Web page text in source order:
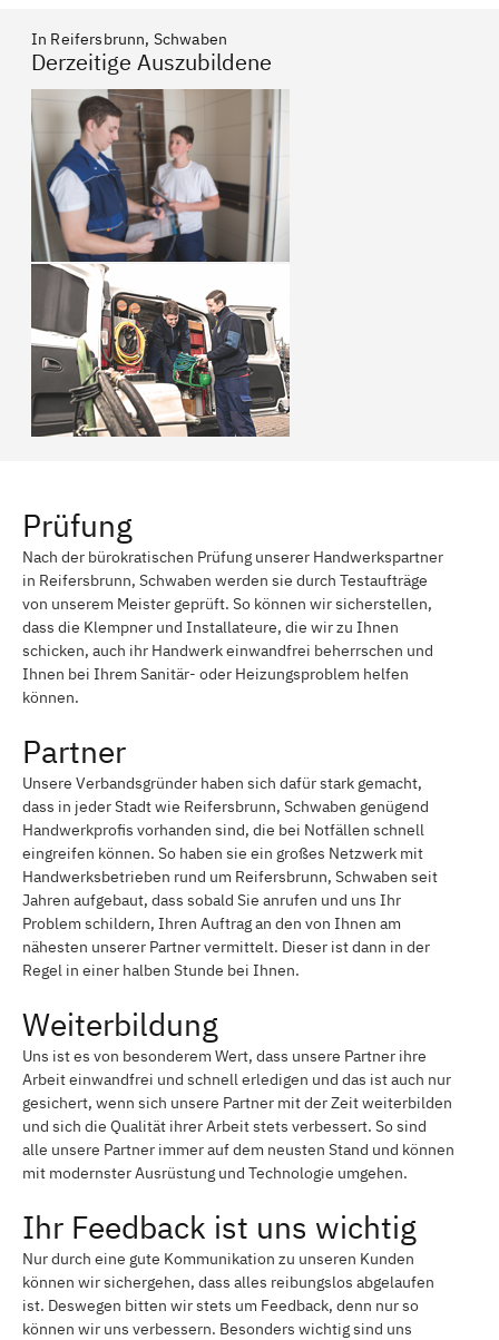
In Reifersbrunn, Schwaben
Derzeitige Auszubildene
Prüfung
Nach der bürokratischen Prüfung unserer Handwerkspartner
in Reifersbrunn, Schwaben werden sie durch Testaufträge
von unserem Meister geprüft. So können wir sicherstellen,
dass die Klempner und Installateure, die wir zu Ihnen
schicken, auch ihr Handwerk einwandfrei beherrschen und
Ihnen bei Ihrem Sanitär- oder Heizungsproblem helfen
können.
Partner
Unsere Verbandsgründer haben sich dafür stark gemacht,
dass in jeder Stadt wie Reifersbrunn, Schwaben genügend
Handwerkprofis vorhanden sind, die bei Notfällen schnell
eingreifen können. So haben sie ein großes Netzwerk mit
Handwerksbetrieben rund um Reifersbrunn, Schwaben seit
Jahren aufgebaut, dass sobald Sie anrufen und uns Ihr
Problem schildern, Ihren Auftrag an den von Ihnen am
nähesten unserer Partner vermittelt. Dieser ist dann in der
Regel in einer halben Stunde bei Ihnen.
Weiterbildung
Uns ist es von besonderem Wert, dass unsere Partner ihre
Arbeit einwandfrei und schnell erledigen und das ist auch nur
gesichert, wenn sich unsere Partner mit der Zeit weiterbilden
und sich die Qualität ihrer Arbeit stets verbessert. So sind
alle unsere Partner immer auf dem neusten Stand und können
mit modernster Ausrüstung und Technologie umgehen.
Ihr Feedback ist uns wichtig
Nur durch eine gute Kommunikation zu unseren Kunden
können wir sichergehen, dass alles reibungslos abgelaufen
ist. Deswegen bitten wir stets um Feedback, denn nur so
können wir uns verbessern. Besonders wichtig sind uns